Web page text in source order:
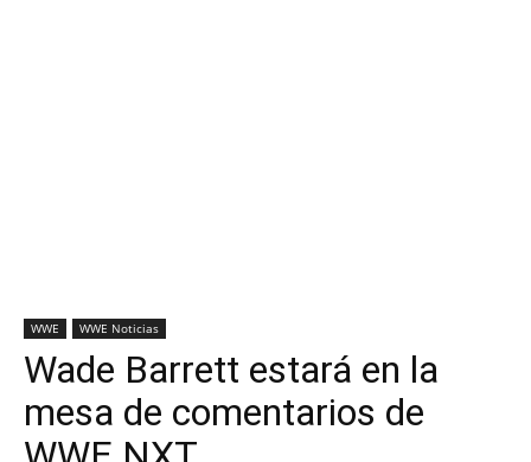
WWE WWE Noticias
Wade Barrett estará en la
mesa de comentarios de